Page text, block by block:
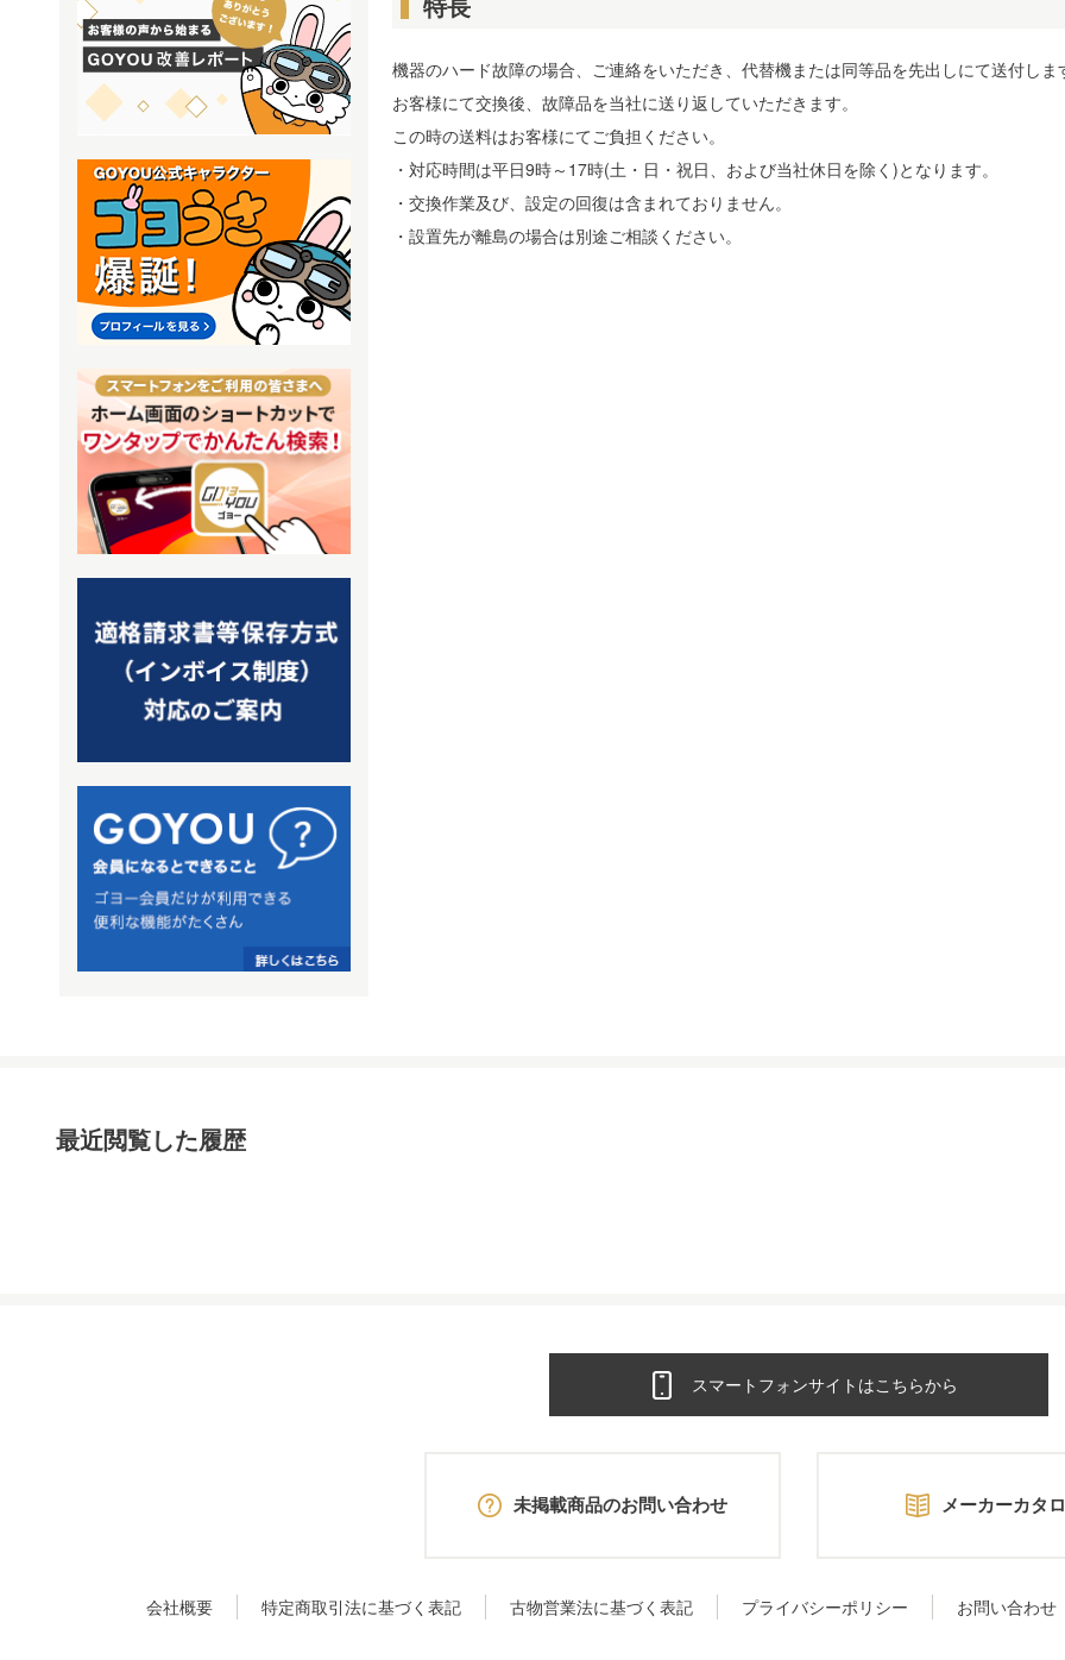
機器のハード故障の場合、ご連絡をいただき、代替機または同等品を先出しにて送付しま
お客様にて交換後、故障品を当社に送り返していただきます。
この時の送料はお客様にてご負担ください。
・対応時間は平日9時～17時(土・日・祝日、および当社休日を除く)となります。
・交換作業及び、設定の回復は含まれておりません。
・設置先が離島の場合は別途ご相談ください。
最近閲覧した履歴
スマートフォンサイトはこちらから
未掲載商品のお問い合わせ メーカーカタ
会社概要 特定商取引法に基づく表記 古物営業法に基づく表記 プライバシーポリシー お問い合わせ